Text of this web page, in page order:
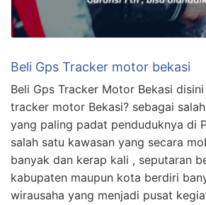
Beli Gps Tracker motor bekasi
Beli Gps Tracker Motor Bekasi
tracker motor Bekasi? sebagai
yang paling padat penduduknya di
salah satu kawasan yang secara
banyak dan kerap kali , seputaran
kabupaten maupun kota berdiri
wirausaha yang menjadi pusat